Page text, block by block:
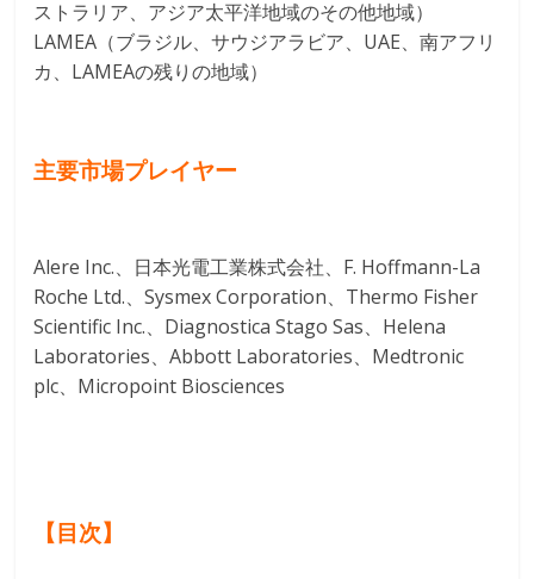
ストラリア、アジア太平洋地域のその他地域）
LAMEA（ブラジル、サウジアラビア、UAE、南アフリ
カ、LAMEAの残りの地域）
主要市場プレイヤー
Alere Inc.、日本光電工業株式会社、F. Hoffmann-La
Roche Ltd.、Sysmex Corporation、Thermo Fisher
Scientific Inc.、Diagnostica Stago Sas、Helena
Laboratories、Abbott Laboratories、Medtronic
plc、Micropoint Biosciences
【目次】